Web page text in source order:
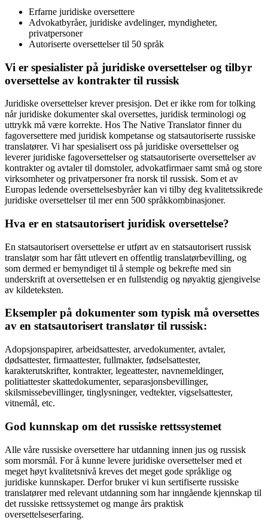
Erfarne juridiske oversettere
Advokatbyråer, juridiske avdelinger, myndigheter,
privatpersoner
Autoriserte oversettelser til 50 språk
Vi er spesialister på juridiske oversettelser og tilbyr
oversettelse av kontrakter til russisk
Juridiske oversettelser krever presisjon. Det er ikke rom for tolking
når juridiske dokumenter skal oversettes, juridisk terminologi og
uttrykk må være korrekte. Hos The Native Translator finner du
fagoversettere med juridisk kompetanse og statsautoriserte russiske
translatører. Vi har spesialisert oss på juridiske oversettelser og
leverer juridiske fagoversettelser og statsautoriserte oversettelser av
kontrakter og avtaler til domstoler, advokatfirmaer samt små og store
virksomheter og privatpersoner fra norsk til russisk. Som et av
Europas ledende oversettelsesbyråer kan vi tilby deg kvalitetssikrede
juridiske oversettelser til mer enn 500 språkkombinasjoner.
Hva er en statsautorisert juridisk oversettelse?
En statsautorisert oversettelse er utført av en statsautorisert russisk
translatør som har fått utlevert en offentlig translatørbevilling, og
som dermed er bemyndiget til å stemple og bekrefte med sin
underskrift at oversettelsen er en fullstendig og nøyaktig gjengivelse
av kildeteksten.
Eksempler på dokumenter som typisk må oversettes
av en statsautorisert translatør til russisk:
Adopsjonspapirer, arbeidsattester, arvedokumenter, avtaler,
dødsattester, firmaattester, fullmakter, fødselsattester,
karakterutskrifter, kontrakter, legeattester, navnemeldinger,
politiattester skattedokumenter, separasjonsbevillinger,
skilsmissebevillinger, tinglysninger, vedtekter, vigselsattester,
vitnemål, etc.
God kunnskap om det russiske rettssystemet
Alle våre russiske oversettere har utdanning innen jus og russisk
som morsmål. For å kunne levere juridiske oversettelser med et
meget høyt kvalitetsnivå kreves det meget gode språklige og
juridiske kunnskaper. Derfor bruker vi kun sertifiserte russiske
translatører med relevant utdanning som har inngående kjennskap til
det russiske rettssystemet og mange års praktisk
oversettelseserfaring.